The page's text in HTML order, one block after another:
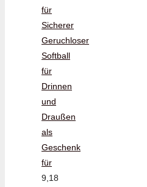
für
Sicherer
Geruchloser
Softball
für
Drinnen
und
Draußen
als
Geschenk
für
9,18